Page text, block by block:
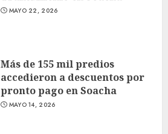
MAYO 22, 2026
Más de 155 mil predios
accedieron a descuentos por
pronto pago en Soacha
MAYO 14, 2026